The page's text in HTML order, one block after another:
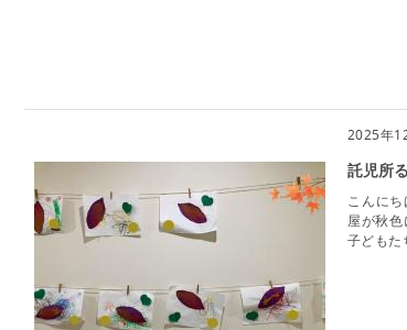
2025年
託児所
こんに
屋が秋
子どもた